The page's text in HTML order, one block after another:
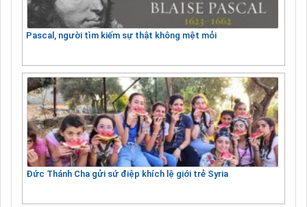
Pascal, người tìm kiếm sự thật không mệt mỏi
Đức Thánh Cha gửi sứ điệp khích lệ giới trẻ Syria